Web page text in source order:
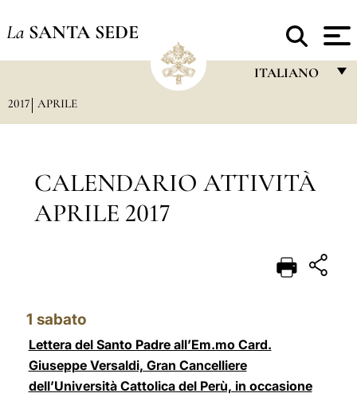
La SANTA SEDE
ITALIANO
DEUTSCH
中文
LATINE
2017 APRILE
CALENDARIO ATTIVITÀ
APRILE 2017
1 sabato
Lettera del Santo Padre all’Em.mo Card.
Giuseppe Versaldi, Gran Cancelliere
dell’Università Cattolica del Perù, in occasione